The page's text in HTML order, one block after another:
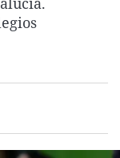
rosa de los vientos